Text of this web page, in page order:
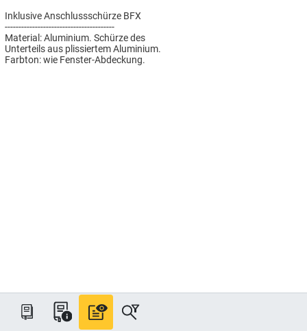
Inklusive Anschlussschürze BFX
----------------------------------------
Material: Aluminium. Schürze des
Unterteils aus plissiertem Aluminium.
Farbton: wie Fenster-Abdeckung.